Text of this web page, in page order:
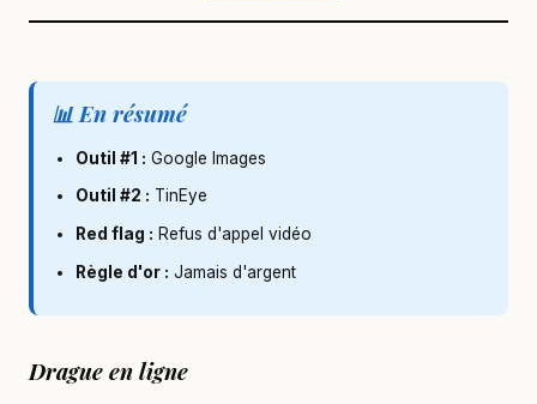
📊 En résumé
Outil #1 : Google Images
Outil #2 : TinEye
Red flag : Refus d'appel vidéo
Règle d'or : Jamais d'argent
Drague en ligne